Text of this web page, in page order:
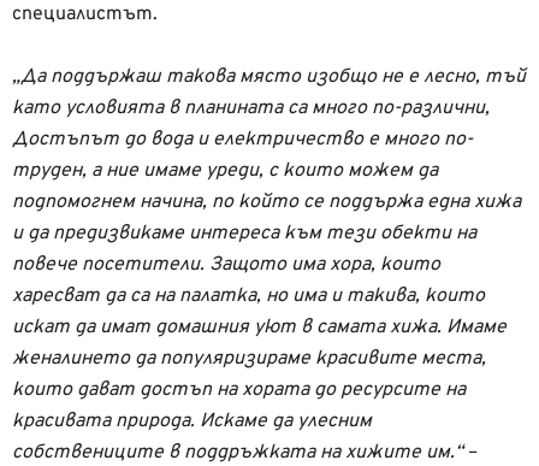
специалистът.
„Да поддържаш такова място изобщо не е лесно, тъй
като условията в планината са много по-различни,
Достъпът до вода и електричество е много по-
труден, а ние имаме уреди, с които можем да
подпомогнем начина, по който се поддържа една хижа
и да предизвикаме интереса към тези обекти на
повече посетители. Защото има хора, които
харесват да са на палатка, но има и такива, които
искат да имат домашния уют в самата хижа. Имаме
женалинето да популяризираме красивите места,
които дават достъп на хората до ресурсите на
красивата природа. Искаме да улесним
собствениците в поддръжката на хижите им.“–